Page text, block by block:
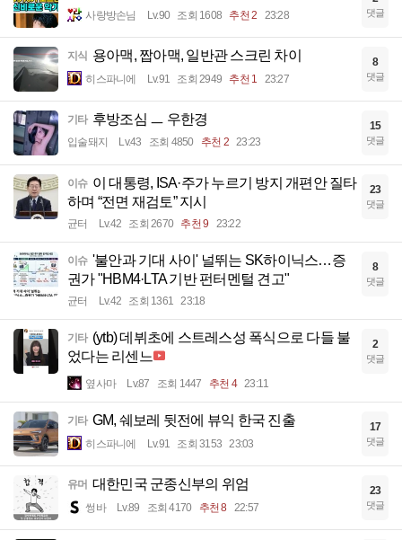
사랑방손님 Lv.90 조회 1608 추천 2 23:28 댓글
지식 용아맥, 짭아맥, 일반관 스크린 차이
히스파니에 Lv.91 조회 2949 추천 1 23:27
8
댓글
기타 후방조심 ㅡ 우한경
입술돼지 Lv.43 조회 4850 추천 2 23:23
15
댓글
이슈 이 대통령, ISA·주가 누르기 방지 개편안 질타
하며 “전면 재검토” 지시
균터 Lv.42 조회 2670 추천 9 23:22
23
댓글
이슈 '불안과 기대 사이' 널뛰는 SK하이닉스…증
권가 "HBM4·LTA 기반 펀터멘털 견고"
균터 Lv.42 조회 1361 23:18
8
댓글
기타 (ytb) 데뷔초에 스트레스성 폭식으로 다들 불
었다는 리센느
옆사마 Lv.87 조회 1447 추천 4 23:11
2
댓글
기타 GM, 쉐보레 뒷전에 뷰익 한국 진출
히스파니에 Lv.91 조회 3153 23:03
17
댓글
유머 대한민국 군종신부의 위엄
썽바 Lv.89 조회 4170 추천 8 22:57
23
댓글